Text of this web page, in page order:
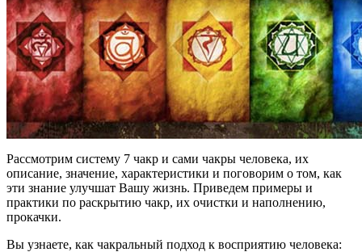
Рассмотрим систему 7 чакр и сами чакры человека, их
описание, значение, характеристики и поговорим о том, как
эти знание улучшат Вашу жизнь. Приведем примеры и
практики по раскрытию чакр, их очистки и наполнению,
прокачки.
Вы узнаете, как чакральный подход к восприятию человека: